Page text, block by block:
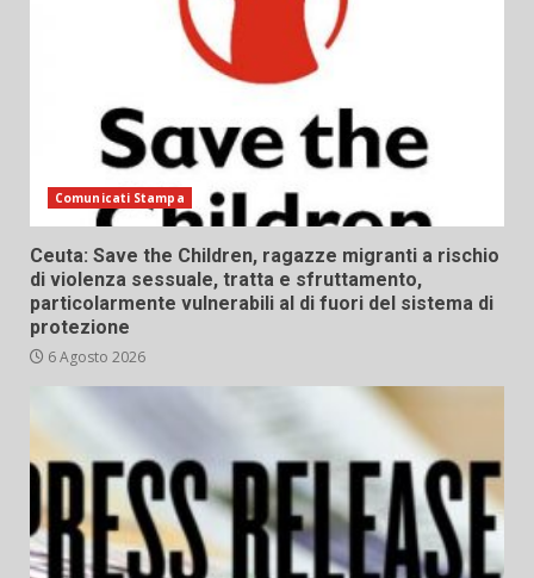
Comunicati Stampa
Ceuta: Save the Children, ragazze migranti a rischio
di violenza sessuale, tratta e sfruttamento,
particolarmente vulnerabili al di fuori del sistema di
protezione
6 Agosto 2026